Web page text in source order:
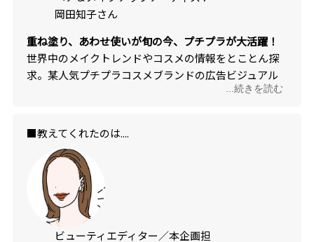
岡田知子さん
重ね塗り、あわせ使いが旬の今、プチプラが大活躍！
世界中のメイクトレンドやコスメの情報をとことん探
求。某人気プチプラコスメブランドの広告ビジュアル
...続きを読む
■教えてくれたのは....
ビューティエディター／本企画担